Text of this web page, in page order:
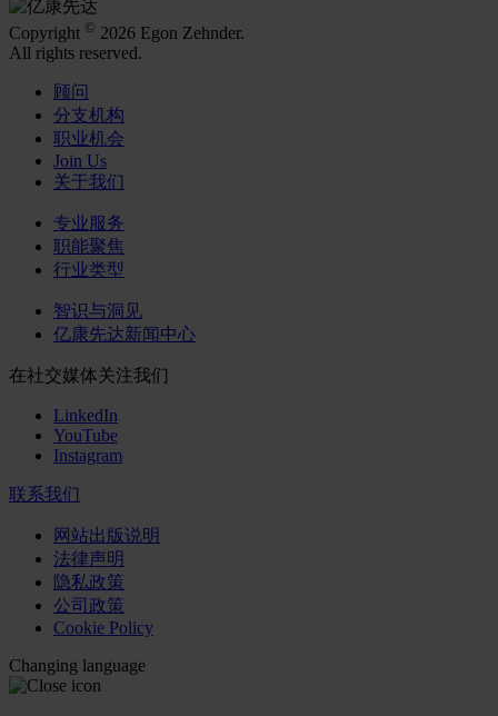
Copyright © 2026 Egon Zehnder.
All rights reserved.
顾问
分支机构
职业机会
Join Us
关于我们
专业服务
职能聚焦
行业类型
智识与洞见
亿康先达新闻中心
在社交媒体关注我们
LinkedIn
YouTube
Instagram
联系我们
网站出版说明
法律声明
隐私政策
公司政策
Cookie Policy
Changing language